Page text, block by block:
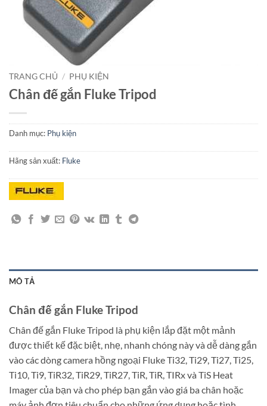
TRANG CHỦ / PHỤ KIỆN
Chân đế gắn Fluke Tripod
Danh mục: Phụ kiện
Hãng sản xuất: Fluke
MÔ TẢ
Chân đế gắn Fluke Tripod
Chân đế gắn Fluke Tripod là phụ kiện lắp đặt một mảnh
được thiết kế đặc biệt, nhẹ, nhanh chóng này và dễ dàng gắn
vào các dòng camera hồng ngoại Fluke Ti32, Ti29, Ti27, Ti25,
Ti10, Ti9, TiR32, TiR29, TiR27, TiR, TiR, TIRx và TiS Heat
Imager của bạn và cho phép bạn gắn vào giá ba chân hoặc